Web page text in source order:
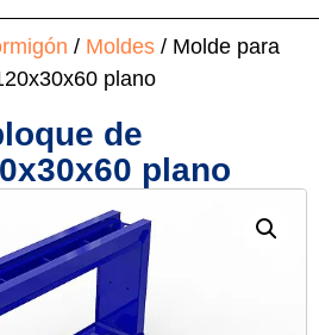
/ Moldes / Molde para
plano
de
plano